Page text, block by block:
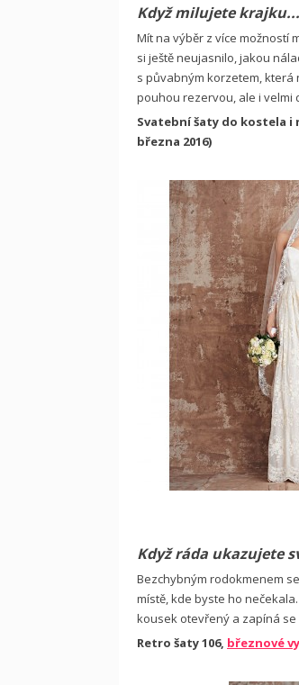
Když milujete krajku...
Mít na výběr z více možností
si ještě neujasnilo, jakou
s půvabným korzetem,
pouhou rezervou, ale i velmi
Svatební šaty do kostela i
března 2016)
Když ráda ukazujete
Bezchybným rodokmenem
místě, kde byste ho
kousek otevřený a zapíná
Retro šaty 106, březnové